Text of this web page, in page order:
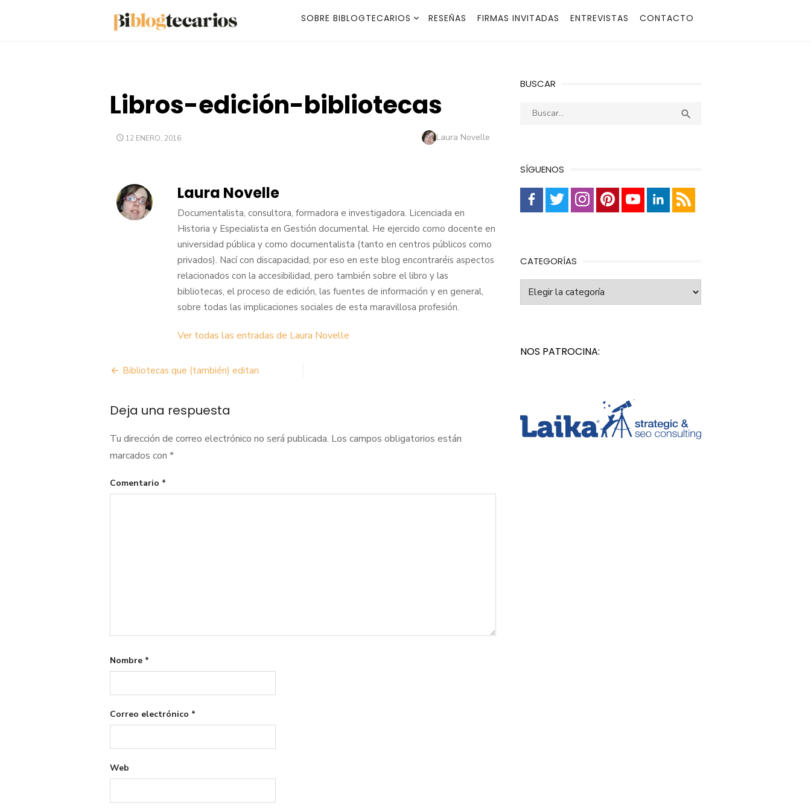
SOBRE BIBLOGTECARIOS RESEÑAS FIRMAS INVITADAS ENTREVISTAS CONTACTO
Libros-edición-bibliotecas
PUBLICADO
12 ENERO, 2016 Autor
Laura Novelle
Laura Novelle
Documentalista, consultora, formadora e investigadora. Licenciada en
Historia y Especialista en Gestión documental. He ejercido como docente en
universidad pública y como documentalista (tanto en centros públicos como
privados). Nací con discapacidad, por eso en este blog encontraréis aspectos
relacionados con la accesibilidad, pero también sobre el libro y las
bibliotecas, el proceso de edición, las fuentes de información y en general,
sobre todas las implicaciones sociales de esta maravillosa profesión.
Ver todas las entradas de Laura Novelle
Navegación
entradas
Bibliotecas que (también) editan
Deja una respuesta
Tu dirección de correo electrónico no será publicada. Los campos obligatorios están
marcados con *
Comentario *
Nombre *
Correo electrónico *
Web
BUSCAR
Buscar: 
SÍGUENOS
CATEGORÍAS
NOS PATROCINA: